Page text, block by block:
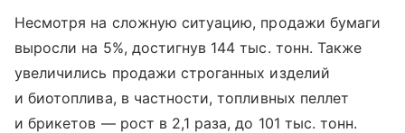
Несмотря на сложную ситуацию, продажи бумаги
выросли на 5%, достигнув 144 тыс. тонн. Также
увеличились продажи строганных изделий
и биотоплива, в частности, топливных пеллет
и брикетов — рост в 2,1 раза, до 101 тыс. тонн.